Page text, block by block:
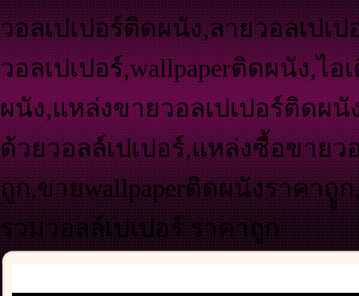
วอลเปเปอร์ติดผนัง,ลายวอลเปเ
วอลเปเปอร์,wallpaperติดผนัง,ไ
ผนัง,แหล่งขายวอลเปเปอร์ติดผ
ด้วยวอลล์เปเปอร์,แหล่งซื้อขายว
ถูก,ขายwallpaperติดผนังราคาถูู
รวมวอลล์เปเปอร์ ราคาถูก